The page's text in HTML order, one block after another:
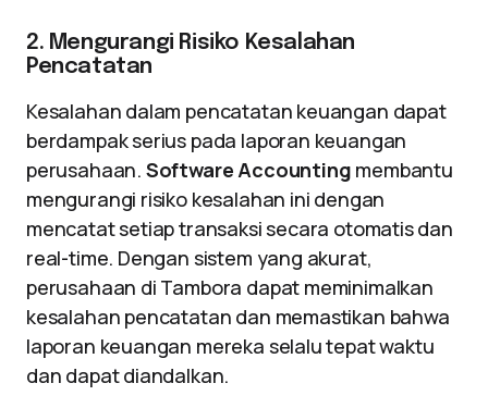
2. Mengurangi Risiko Kesalahan
Pencatatan
Kesalahan dalam pencatatan keuangan dapat
berdampak serius pada laporan keuangan
perusahaan. Software Accounting membantu
mengurangi risiko kesalahan ini dengan
mencatat setiap transaksi secara otomatis dan
real-time. Dengan sistem yang akurat,
perusahaan di Tambora dapat meminimalkan
kesalahan pencatatan dan memastikan bahwa
laporan keuangan mereka selalu tepat waktu
dan dapat diandalkan.